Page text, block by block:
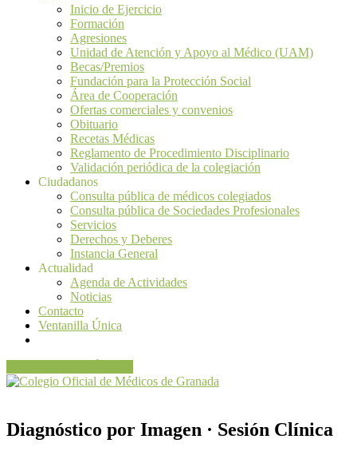
Inicio de Ejercicio
Formación
Agresiones
Unidad de Atención y Apoyo al Médico (UAM)
Becas/Premios
Fundación para la Protección Social
Área de Cooperación
Ofertas comerciales y convenios
Obituario
Recetas Médicas
Reglamento de Procedimiento Disciplinario
Validación periódica de la colegiación
Ciudadanos
Consulta pública de médicos colegiados
Consulta pública de Sociedades Profesionales
Servicios
Derechos y Deberes
Instancia General
Actualidad
Agenda de Actividades
Noticias
Contacto
Ventanilla Única
Diagnóstico por Imagen · Sesión Clínica